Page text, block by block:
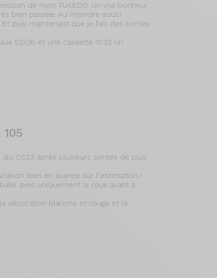
de mon TUXEDO. Un vrai bonheur.
bien passée. Au moindre souci
puis maintenant que je fais des sorties
52/36 et une cassette 11/32 un
CS23 après plusieurs sorties de plus
bien en avance sur l"estimation !
avec uniquement la roue avant à
décoration blanche et rouge et la